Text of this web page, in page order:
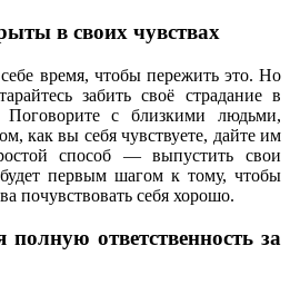
в своих чувствах
время, чтобы пережить это. Но
забить своё страдание в
Поговорите с близкими людьми,
как вы себя чувствуете, дайте им
способ — выпустить свои
первым шагом к тому, чтобы
почувствовать себя хорошо.
полную ответственность за